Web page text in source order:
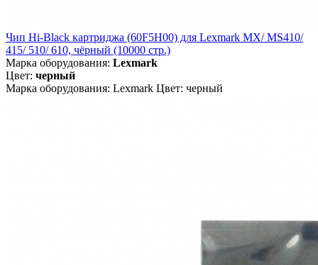
Чип Hi-Black картриджа (60F5H00) для Lexmark MX/ MS410/
415/ 510/ 610, чёрный (10000 стр.)
Марка оборудования: Lexmark
Цвет: черный
Марка оборудования: Lexmark Цвет: черный